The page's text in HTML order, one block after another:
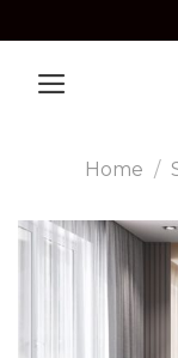
to
content
Home /